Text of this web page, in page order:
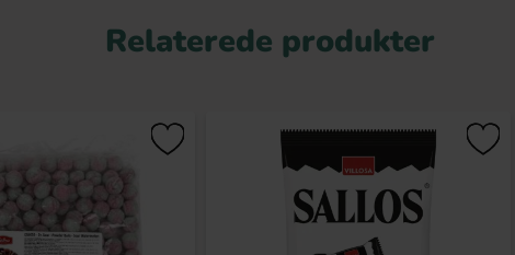
Relaterede produkter